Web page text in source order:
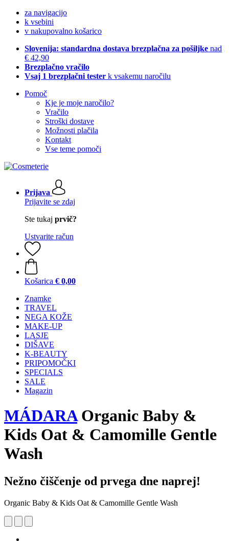
za navigacijo
k vsebini
v nakupovalno košarico
Slovenija: standardna dostava brezplačna za pošiljke nad
€ 42,90
Brezplačno vračilo
Vsaj 1 brezplačni tester k vsakemu naročilu
Pomoč
Kje je moje naročilo?
Vračilo
Stroški dostave
Možnosti plačila
Kontakt
Vse teme pomoči
Prijava
Prijavite se zdaj
Ste tukaj prvič?
Ustvarite račun
Košarica € 0,00
Znamke
TRAVEL
NEGA KOŽE
MAKE-UP
LASJE
DIŠAVE
K-BEAUTY
PRIPOMOČKI
SPECIALS
SALE
Magazin
MÁDARAOrganic Baby &
Kids Oat & Camomille Gentle
Wash
Nežno čiščenje od prvega dne naprej!
Organic Baby & Kids Oat & Camomille Gentle Wash